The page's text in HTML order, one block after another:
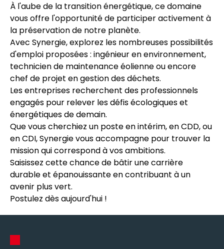
À l'aube de la transition énergétique, ce domaine
vous offre l'opportunité de participer activement à
la préservation de notre planète.
Avec Synergie, explorez les nombreuses possibilités
d'emploi proposées : ingénieur en environnement,
technicien de maintenance éolienne ou encore
chef de projet en gestion des déchets.
Les entreprises recherchent des professionnels
engagés pour relever les défis écologiques et
énergétiques de demain.
Que vous cherchiez un poste en intérim, en CDD, ou
en CDI, Synergie vous accompagne pour trouver la
mission qui correspond à vos ambitions.
Saisissez cette chance de bâtir une carrière
durable et épanouissante en contribuant à un
avenir plus vert.
Postulez dès aujourd'hui !